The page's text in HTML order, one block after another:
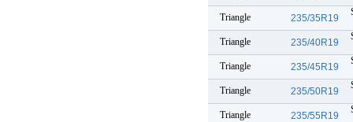
Triangle 235/35R19
Triangle 235/40R19
Triangle 235/45R19
Triangle 235/50R19
Triangle 235/55R19